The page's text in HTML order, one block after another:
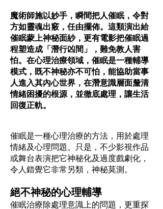
魔術師施以妙手，瞬間把人催眠，令對
方如靈魂出竅，任由擺佈。這類演出給
催眠蒙上神秘面紗，更有電影把催眠過
程塑造成「潛行凶間」，難免教人害
怕。在心理治療領域，催眠是一種輔導
模式，既不神秘亦不可怕，能協助當事
人進入其內心世界，在潛意識層面釐清
情緒困擾的根源，並徹底處理，讓生活
回復正軌。
催眠是一種心理治療的方法，用於處理
情緒及心理問題。只是，不少影視作品
或舞台表演把它神秘化及過度戲劇化，
令人錯覺它非常另類，神秘莫測。
絕不神秘的心理輔導
催眠治療除處理意識上的問題，更重探